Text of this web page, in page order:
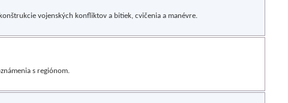
vojenských konfliktov a bitiek, cvičenia a manévre.
s regiónom.